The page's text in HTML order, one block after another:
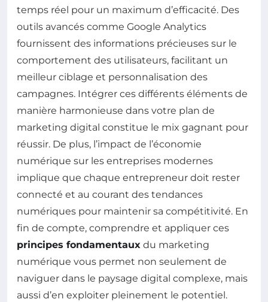
temps réel pour un maximum d’efficacité. Des
outils avancés comme Google Analytics
fournissent des informations précieuses sur le
comportement des utilisateurs, facilitant un
meilleur ciblage et personnalisation des
campagnes. Intégrer ces différents éléments de
manière harmonieuse dans votre plan de
marketing digital constitue le mix gagnant pour
réussir. De plus, l’impact de l’économie
numérique sur les entreprises modernes
implique que chaque entrepreneur doit rester
connecté et au courant des tendances
numériques pour maintenir sa compétitivité. En
fin de compte, comprendre et appliquer ces
principes fondamentaux du marketing
numérique vous permet non seulement de
naviguer dans le paysage digital complexe, mais
aussi d’en exploiter pleinement le potentiel.